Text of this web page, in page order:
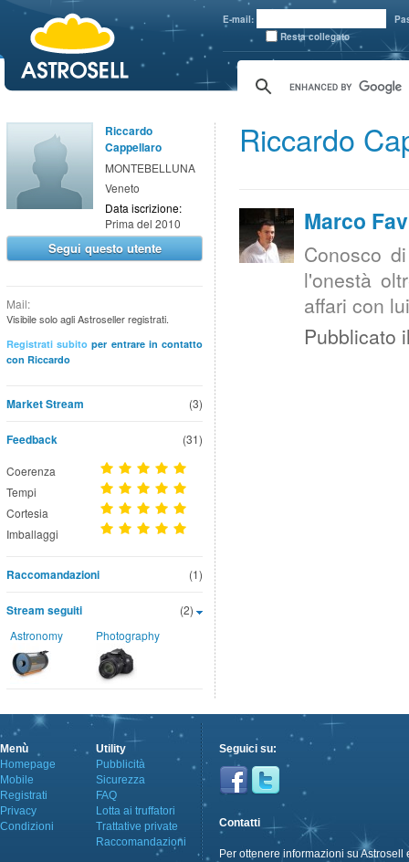
E-mail:
Resta collegato
Riccardo
Cappellaro
MONTEBELLUNA
Veneto
Data iscrizione:
Prima del 2010
Segui questo utente
Mail:
Visibile solo agli Astroseller registrati.
Registrati subito per entrare in contatto
con Riccardo
(3)
Market Stream
Feedback (31)
Coerenza
Tempi
Cortesia
Imballaggi
(1)
Raccomandazioni
(2)
Stream seguiti
Astronomy Photography
Riccardo
Marco
Conosco
l'onestà
affari con
Pubblicato
Menù
Homepage
Mobile
Registrati
Privacy
Condizioni
Utility
Pubblicità
Sicurezza
FAQ
Lotta ai truffatori
Trattative private
Raccomandazioni
Seguici su:
Contatti
Per ottenere informazioni su Astrosell